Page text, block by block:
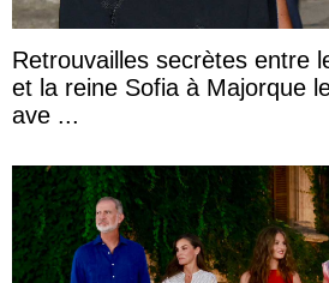
Retrouvailles secrètes entre
et la reine Sofia à Majorque
ave ...